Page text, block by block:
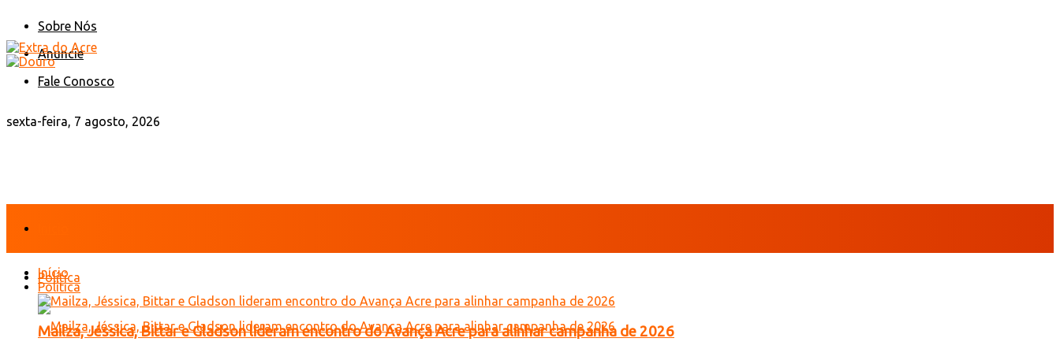
Sobre Nós
Anuncie
Fale Conosco
sexta-feira, 7 agosto, 2026
Política
Início
Política
Mailza, Jéssica, Bittar e Gladson lideram encontro do Avança Acre para alinhar campanha de 2026